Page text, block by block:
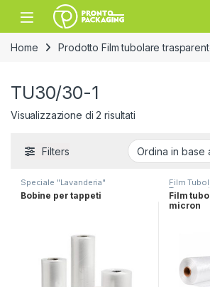
Skip to navigation
Skip to content
Open
Home Prodotto Film tubolare
TU30/30-1
Visualizzazione di 2 risultatiOrdina in base
Filters
Speciale "Lavanderia"
Bobine per tappeti
Film
Film
micron